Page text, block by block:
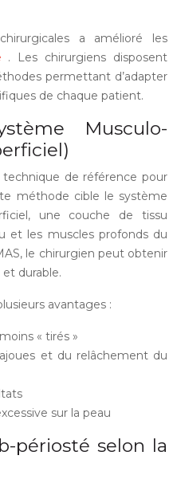
a amélioré les
. Les chirurgiens disposent
permettant d’adapter
de chaque patient.
Musculo-
de référence pour
méthode cible le système
une couche de tissu
et les muscles profonds du
le chirurgien peut obtenir
durable.
avantages :
« tirés »
et du relâchement du
sur la peau
périosté selon la